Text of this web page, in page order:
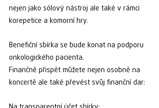
nejen jako sólový nástroj ale také v rámci
korepetice a komorní hry.
Benefiční sbírka se bude konat na podporu
onkologického pacienta.
Finančně přispět můžete nejen osobně na
koncertě ale také převést svůj finanční dar: